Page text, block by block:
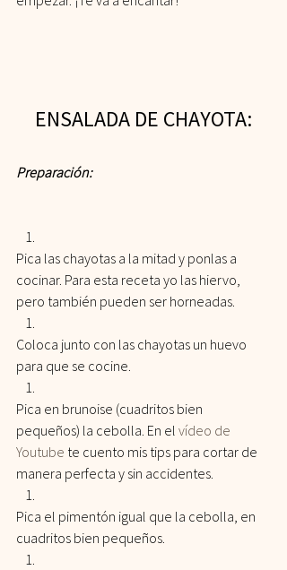
ENSALADA DE CHAYOTA:
Preparación:
Pica las chayotas a la mitad y ponlas a
cocinar. Para esta receta yo las hiervo,
pero también pueden ser horneadas.
Coloca junto con las chayotas un huevo
para que se cocine.
Pica en brunoise (cuadritos bien
pequeños) la cebolla. En el vídeo de
Youtube te cuento mis tips para cortar de
manera perfecta y sin accidentes.
Pica el pimentón igual que la cebolla, en
cuadritos bien pequeños.